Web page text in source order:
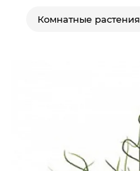
Комнатные растения